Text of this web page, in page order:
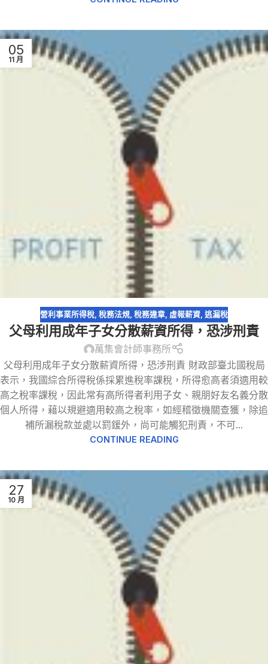
05
11 月
營利事業所得稅, 稅務法規, 稅務違章, 虛報薪資, 逃漏稅
父母利用成年子女分散薪資所得，恐涉刑責
萬集會計師事務所
父母利用成年子女分散薪資所得，恐涉刑責 財政部臺北國稅局
表示，我國綜合所得稅係採累進稅率課稅，所得愈高者須適用較
高之稅率課稅，因此常有高所得者利用子女、親朋好友名義分散
個人所得，藉以規避適用較高之稅率，如經稽徵機關查獲，除追
補所漏稅款並處以罰鍰外，尚可能觸犯刑責，不可...
CONTINUE READING
27
10 月